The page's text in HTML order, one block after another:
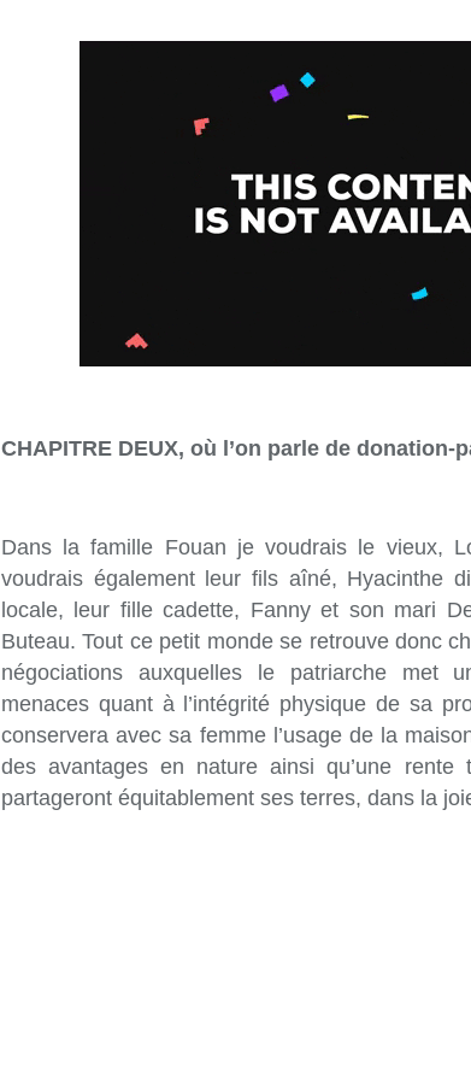
CHAPITRE DEUX, où l’on parle de donation-
Dans la famille Fouan je voudrais le vieux,
voudrais également leur fils aîné, Hyacinthe
locale, leur fille cadette, Fanny et son mari
Buteau. Tout ce petit monde se retrouve donc
négociations auxquelles le patriarche met
menaces quant à l’intégrité physique de sa
conservera avec sa femme l’usage de la
des avantages en nature ainsi qu’une
partageront équitablement ses terres, dans la